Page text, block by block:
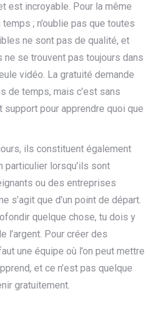
est incroyable. Pour la même
; n’oublie pas que toutes
ne sont pas de qualité, et
se trouvent pas toujours dans
vidéo. La gratuité demande
de temps, mais c’est sans
support pour apprendre quoi que
ils constituent également
particulier lorsqu’ils sont
ou des entreprises
s’agit que d’un point de départ.
quelque chose, tu dois y
l’argent. Pour créer des
une équipe où l’on peut mettre
et ce n’est pas quelque
gratuitement.